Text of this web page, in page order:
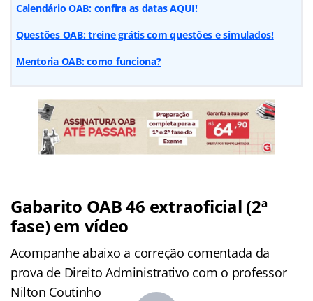
Calendário OAB: confira as datas AQUI!
Questões OAB: treine grátis com questões e simulados!
Mentoria OAB: como funciona?
Gabarito OAB 46 extraoficial (2ª
fase) em vídeo
Acompanhe abaixo a correção comentada da
prova de Direito Administrativo com o professor
Nilton Coutinho